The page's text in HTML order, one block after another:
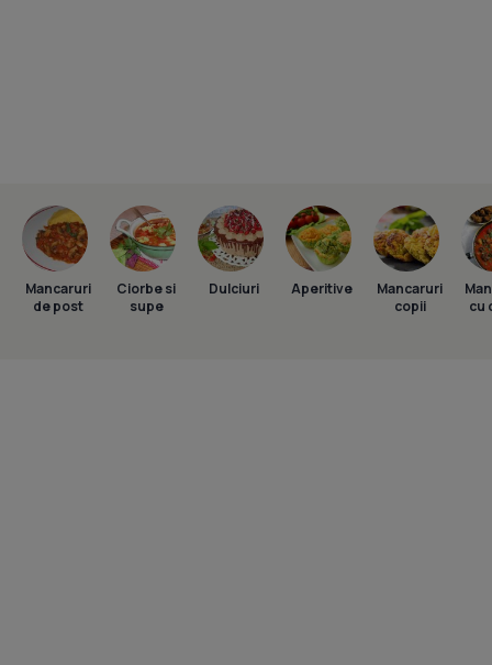
Mancaruri
de post
Ciorbe si
supe
Dulciuri Aperitive
Mancaruri
copii
cu